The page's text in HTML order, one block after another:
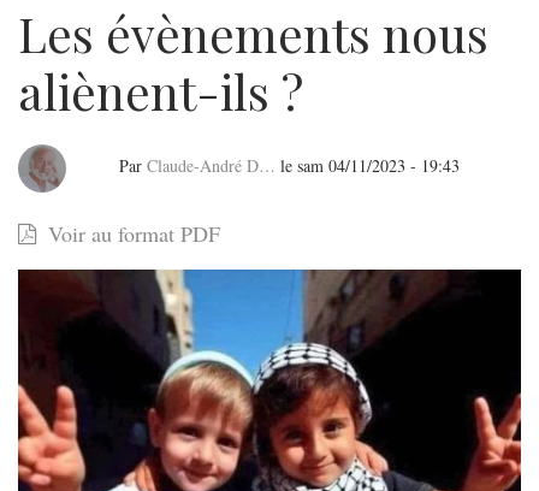
Les évènements nous
aliènent-ils ?
Les
évènements
nous
aliènent-
ils ?
Par Claude-André D… le sam 04/11/2023 - 19:43
Voir au format PDF